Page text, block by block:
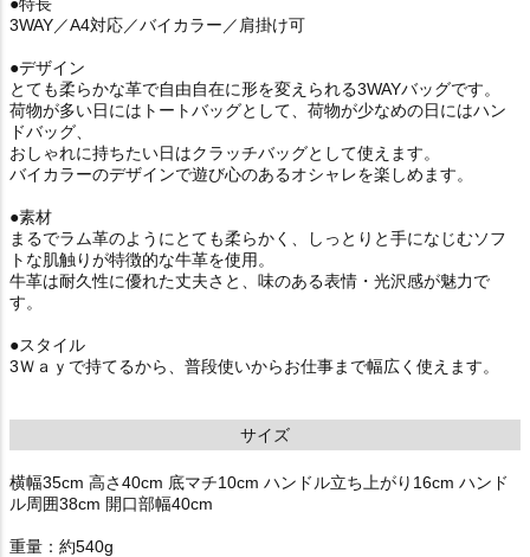
3WAY／A4対応／バイカラー／肩掛け可
●デザイン
とても柔らかな革で自由自在に形を変えられる3WAYバッグです。
荷物が多い日にはトートバッグとして、荷物が少なめの日にはハン
ドバッグ、
おしゃれに持ちたい日はクラッチバッグとして使えます。
バイカラーのデザインで遊び心のあるオシャレを楽しめます。
●素材
まるでラム革のようにとても柔らかく、しっとりと手になじむソフ
トな肌触りが特徴的な牛革を使用。
牛革は耐久性に優れた丈夫さと、味のある表情・光沢感が魅力で
す。
●スタイル
3Ｗａｙで持てるから、普段使いからお仕事まで幅広く使えます。
サイズ
横幅35cm 高さ40cm 底マチ10cm ハンドル立ち上がり16cm ハンド
ル周囲38cm 開口部幅40cm
重量：約540g